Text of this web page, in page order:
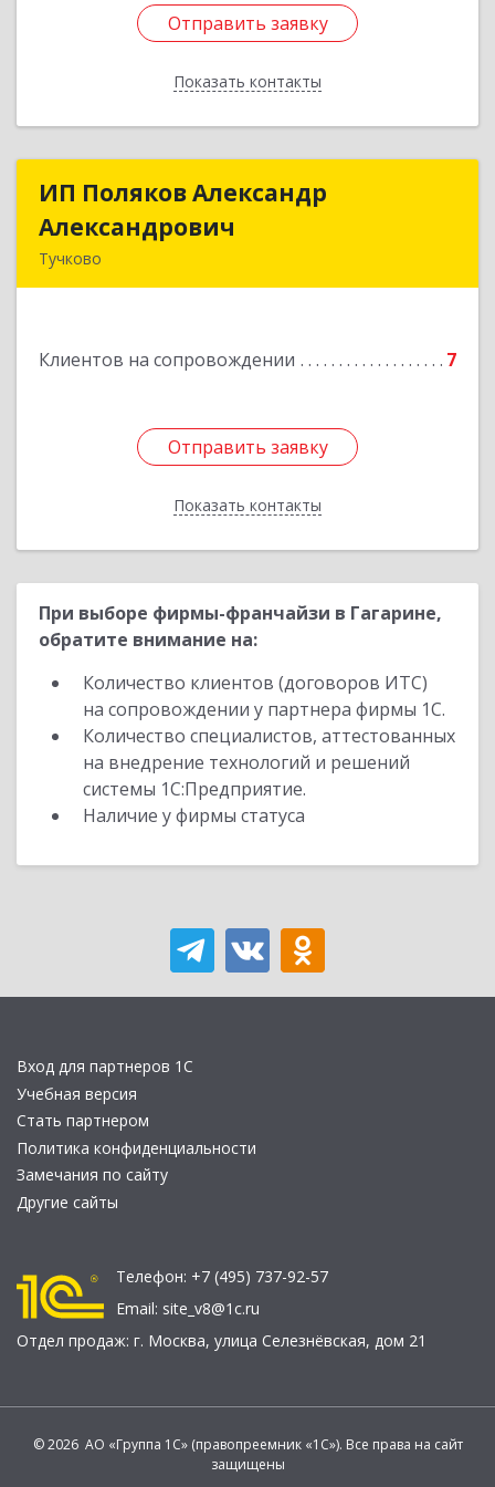
Отправить заявку
Показать контакты
Отправить заявку
Назад
ИП Поляков Александр
Александрович
Тучково
Клиентов на сопровождении 7
Отправить заявку
Показать контакты
ИП Поляков Александр
Подробнее
Отправить заявку
Назад
При выборе фирмы-франчайзи в Гагарине,
обратите внимание на:
Количество клиентов (договоров ИТС)
на сопровождении у партнера фирмы 1С.
Количество специалистов, аттестованных
на внедрение технологий и решений
системы 1С:Предприятие.
Наличие у фирмы статуса
Вход для партнеров 1С
Учебная версия
Стать партнером
Политика конфиденциальности
Замечания по сайту
Другие сайты
Телефон: +7 (495) 737-92-57
Email: site_v8@1c.ru
Отдел продаж: г. Москва, улица Селезнёвская, дом 21
© 2026 АО «Группа 1С» (правопреемник «1С»). Все права на сайт
защищены